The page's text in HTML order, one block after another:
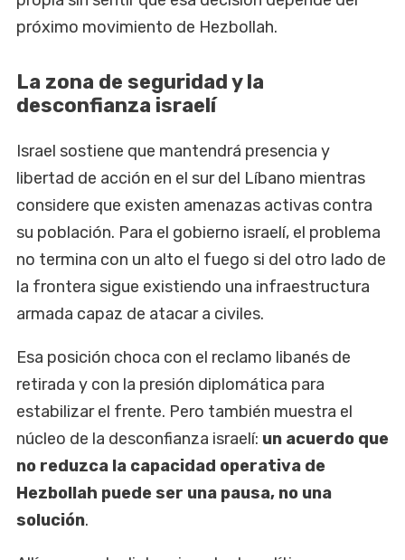
próximo movimiento de Hezbollah.
La zona de seguridad y la
desconfianza israelí
Israel sostiene que mantendrá presencia y
libertad de acción en el sur del Líbano mientras
considere que existen amenazas activas contra
su población. Para el gobierno israelí, el problema
no termina con un alto el fuego si del otro lado de
la frontera sigue existiendo una infraestructura
armada capaz de atacar a civiles.
Esa posición choca con el reclamo libanés de
retirada y con la presión diplomática para
estabilizar el frente. Pero también muestra el
núcleo de la desconfianza israelí: un acuerdo que
no reduzca la capacidad operativa de
Hezbollah puede ser una pausa, no una
solución.